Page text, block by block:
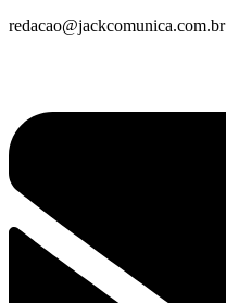
redacao@jackcomunica.com.br